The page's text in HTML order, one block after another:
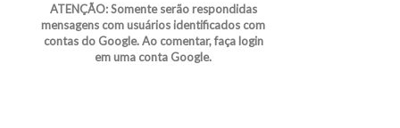
ATENÇÃO: Somente serão respondidas
mensagens com usuários identificados com
contas do Google. Ao comentar, faça login
em uma conta Google.